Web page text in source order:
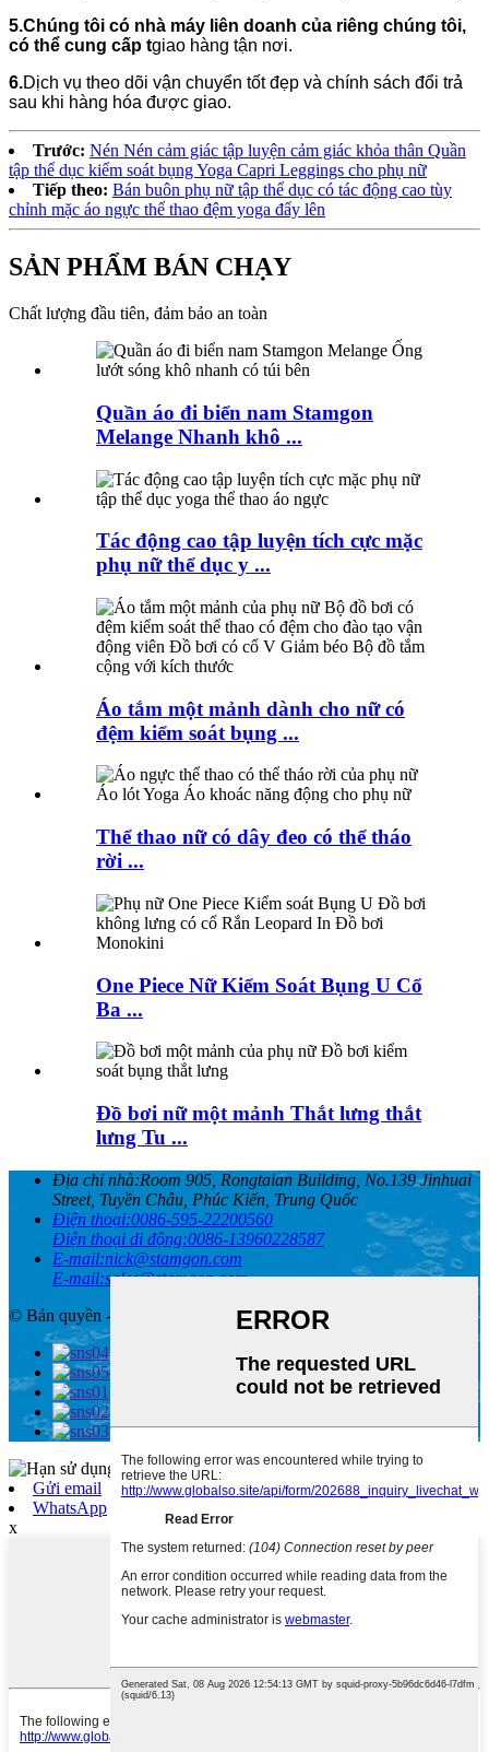
5.Chúng tôi có nhà máy liên doanh của riêng chúng tôi,
có thể cung cấp tgiao hàng tận nơi.
6.Dịch vụ theo dõi vận chuyển tốt đẹp và chính sách đổi trả
sau khi hàng hóa được giao.
Trước: Nén Nén cảm giác tập luyện cảm giác khỏa thân Quần
tập thể dục kiểm soát bụng Yoga Capri Leggings cho phụ nữ
Tiếp theo: Bán buôn phụ nữ tập thể dục có tác động cao tùy
chỉnh mặc áo ngực thể thao đệm yoga đẩy lên
SẢN PHẨM BÁN CHẠY
Chất lượng đầu tiên, đảm bảo an toàn
Quần áo đi biển nam Stamgon
Melange Nhanh khô ...
Tác động cao tập luyện tích cực mặc
phụ nữ thể dục y ...
Áo tắm một mảnh dành cho nữ có
đệm kiểm soát bụng ...
Thể thao nữ có dây đeo có thể tháo
rời ...
One Piece Nữ Kiểm Soát Bụng U Cổ
Ba ...
Đồ bơi nữ một mảnh Thắt lưng thắt
lưng Tu ...
Địa chỉ nhà:Room 905, Rongtaian Building, No.139 Jinhuai
Street, Tuyền Châu, Phúc Kiến, Trung Quốc
Điện thoại:0086-595-22200560
Điện thoại di động:0086-13960228587
E-mail:nick@stamgon.com
E-mail:sales@stamgon.com
© Bản quyền - 2010-2020: Mọi quyền được bảo lưu.
Gửi email
WhatsApp
x